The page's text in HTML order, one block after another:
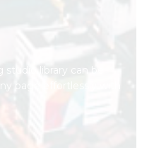
library can be
page effortlessly with